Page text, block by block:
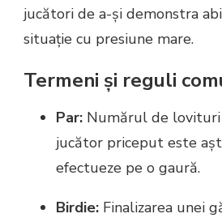
jucători de a-și demonstra
situație cu presiune mare.
Termeni și reguli
Par: Numărul de lovituri
jucător priceput este
efectueze pe o gaură.
Birdie: Finalizarea unei